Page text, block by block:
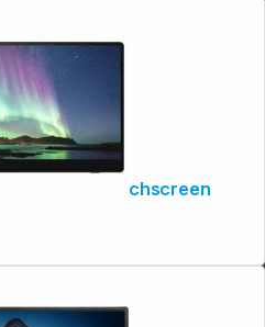
Ricoh 150 Mobiler OLED-Monitor mit Touchscreen